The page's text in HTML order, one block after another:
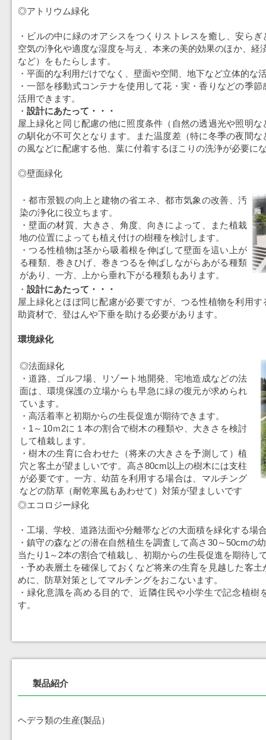
◎アトリウム緑化
・ビルの中に緑のオアシスをつくりストレスを癒し、安ら
空気の浄化や適度な湿度を与え、本来の美的効果のほか、経
など）をもたらします。
・平面的な利用だけでなく、壁面や空間、地下など立体的な
・一部を移動式コンテナを使用して花・実・香りなどの季
活用できます。
・ 設計にあたって・・・
屋上緑化と同じ配慮の他に照度条件（自然の透過光や照明
の馴化が不可欠となります。また温度差（特に冬季の夜間
の風などに配慮する他、葉に付着するほこりの洗浄が必要に
◎壁面緑化
・都市景観の向上と建物の省エネ、都市気象の改善、汚
染の浄化に役立ちます。
・壁面の材質、大きさ、角度、向きによって、また植栽
地の位置によっても植え付けの樹種を検討します。
・つる性植物は茎から吸着根を伸ばして壁面を這い上が
る種類、巻きひげ、巻きつるを伸ばしながらあがる種類
があり、一方、上から垂れ下がる種類もあります。
・ 設計にあたって・・・
屋上緑化とほぼ同じ配慮が必要ですが、つる性植物を利用
助資材で、登はんや下垂を助ける必要があります。
環境緑化
◎法面緑化
・道路、ゴルフ場、リゾート地開発、宅地造成などの法
面は、環境保護の立場からも早急に緑の復元が求められ
ています。
・高活着率と初期からの生長促進が期待できます。
・1～10ｍ2に１本の割合で樹木の種類や、大きさを検討
して植栽します。
・樹木の生育に合わせた（将来の大きさを予測して）植
穴と客土が望ましいです。高さ80cm以上の樹木には支柱
が必要です。一方、幼苗を利用する場合は、マルチング
などの防草（耐乾寒風もあわせて）対策が望ましいです
◎エコロジー緑化
・工場、学校、道路法面や分離帯などの大面積を緑化する場
・鎮守の森などの潜在自然植生を調査して高さ30～50cmの
当たり1～2本の割合で植栽し、初期からの生長促進を期待し
・予め表層土を確保しておくなど将来の生育を見越した客
めに、防草対策としてマルチングをおこないます。
・緑化意識を高める目的で、近隣住民や小学生で記念植樹
す。
製品紹介
ヘデラ類の生産(製品）